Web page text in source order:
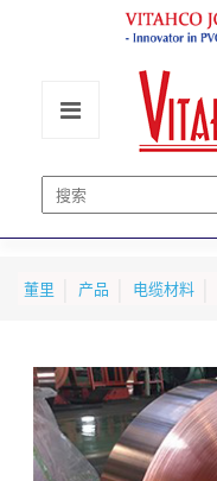
董里 产品 电缆材料